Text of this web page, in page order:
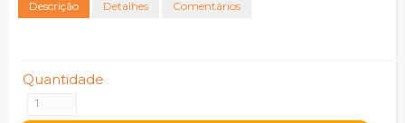
Descrição Detalhes Comentários
Quantidade